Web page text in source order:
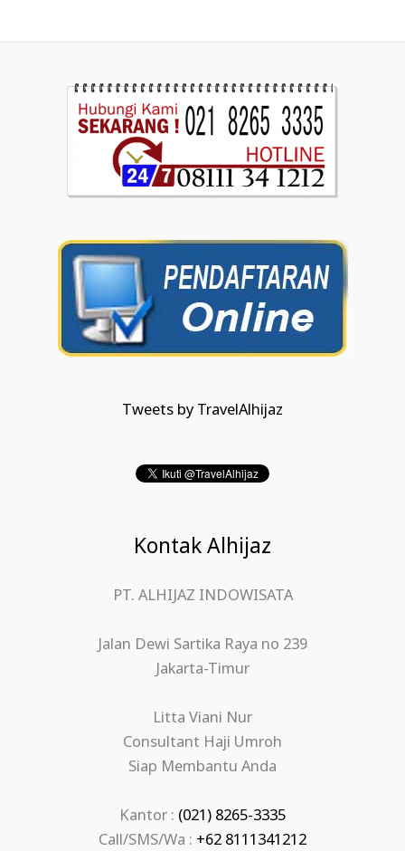
Tweets by TravelAlhijaz
Kontak Alhijaz
PT. ALHIJAZ INDOWISATA
Jalan Dewi Sartika Raya no 239
Jakarta-Timur
Litta Viani Nur
Consultant Haji Umroh
Siap Membantu Anda
Kantor : (021) 8265-3335
Call/SMS/Wa : +62 8111341212